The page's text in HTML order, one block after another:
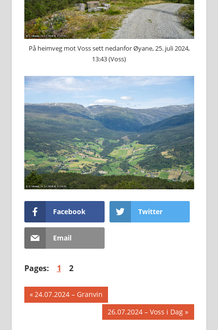
På heimveg mot Voss sett nedanfor Øyane, 25. juli 2024,
13:43 (Voss)
Facebook Twitter
Email
Pages: 1 2
Innleggsnavigasjon
Previous
Post:
24.07.2024 – Granvin
Next
Post:
26.07.2024 – Voss i Dag